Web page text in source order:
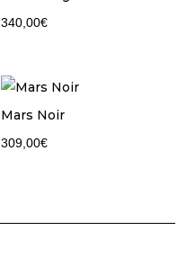
340,00€
Mars Noir
309,00€